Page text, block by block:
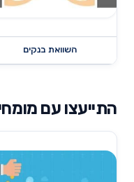
השוואת בנקים
התייעצו עם